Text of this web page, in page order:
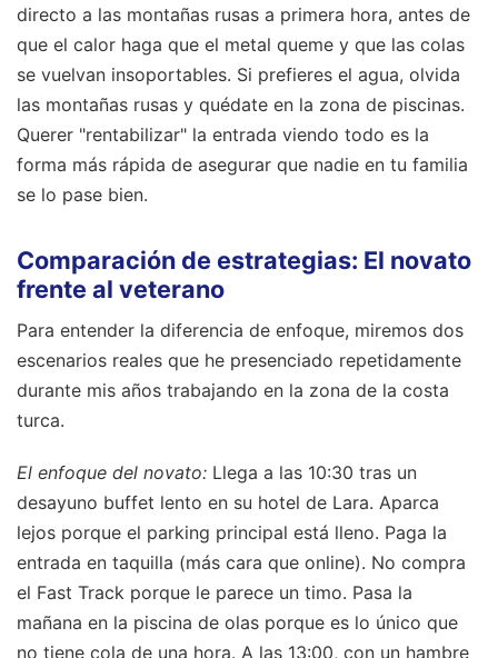
directo a las montañas rusas a primera hora, antes de
que el calor haga que el metal queme y que las colas
se vuelvan insoportables. Si prefieres el agua, olvida
las montañas rusas y quédate en la zona de piscinas.
Querer "rentabilizar" la entrada viendo todo es la
forma más rápida de asegurar que nadie en tu familia
se lo pase bien.
Comparación de estrategias: El novato
frente al veterano
Para entender la diferencia de enfoque, miremos dos
escenarios reales que he presenciado repetidamente
durante mis años trabajando en la zona de la costa
turca.
El enfoque del novato: Llega a las 10:30 tras un
desayuno buffet lento en su hotel de Lara. Aparca
lejos porque el parking principal está lleno. Paga la
entrada en taquilla (más cara que online). No compra
el Fast Track porque le parece un timo. Pasa la
mañana en la piscina de olas porque es lo único que
no tiene cola de una hora. A las 13:00, con un hambre